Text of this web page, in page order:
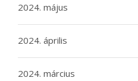
2024. május
2024. április
2024. március